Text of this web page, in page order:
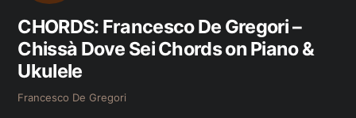
CHORDS: Francesco De Gregori –
Chissà Dove Sei Chords on Piano &
Ukulele
Francesco De Gregori